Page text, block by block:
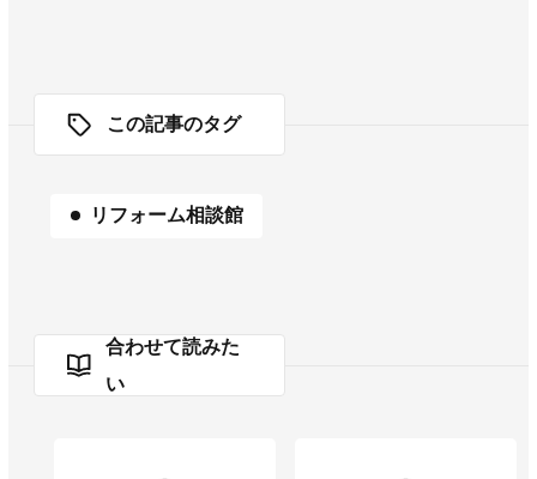
この記事のタグ
リフォーム相談館
合わせて読みた
い